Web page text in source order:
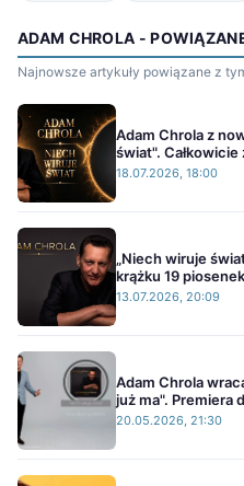
ADAM CHROLA -
Najnowsze artykuły powiązane z
Adam Chrola z
świat". Całkowicie
18.07.2026, 18:00
„Niech wiruje
krążku 19 piosenek
13.07.2026, 20:09
Adam Chrola
już ma". Premiera
20.05.2026, 21:30